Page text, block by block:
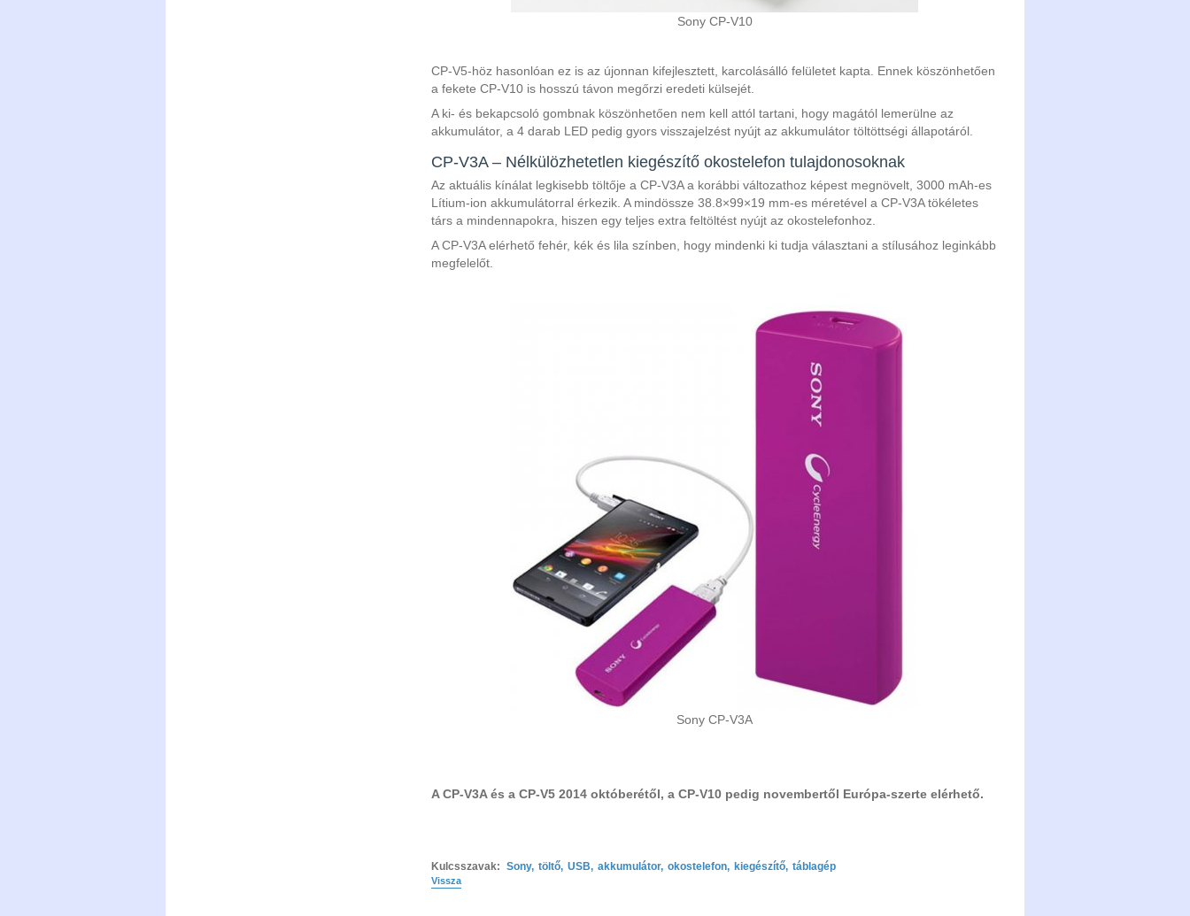
Sony CP-V10
CP-V5-höz hasonlóan ez is az újonnan kifejlesztett, karcolásálló felületet kapta. Ennek köszönhetően
a fekete CP-V10 is hosszú távon megőrzi eredeti külsejét.
A ki- és bekapcsoló gombnak köszönhetően nem kell attól tartani, hogy magától lemerülne az
akkumulátor, a 4 darab LED pedig gyors visszajelzést nyújt az akkumulátor töltöttségi állapotáról.
CP-V3A – Nélkülözhetetlen kiegészítő okostelefon tulajdonosoknak
Az aktuális kínálat legkisebb töltője a CP-V3A a korábbi változathoz képest megnövelt, 3000 mAh-es
Lítium-ion akkumulátorral érkezik. A mindössze 38.8×99×19 mm-es méretével a CP-V3A tökéletes
társ a mindennapokra, hiszen egy teljes extra feltöltést nyújt az okostelefonhoz.
A CP-V3A elérhető fehér, kék és lila színben, hogy mindenki ki tudja választani a stílusához leginkább
megfelelőt.
Sony CP-V3A
A CP-V3A és a CP-V5 2014 októberétől, a CP-V10 pedig novembertől Európa-szerte elérhető.
Kulcsszavak: Sony, töltő, USB, akkumulátor, okostelefon, kiegészítő, táblagép
Vissza